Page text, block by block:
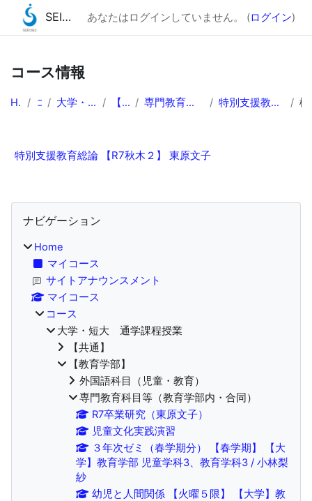
メインコンテンツへスキップする
SEITOKU Moodle☆彡（2025） あなたはログインしていません。 (ログイン)
コース情報
Home コース 大学・短大 通学課程授業 【教育学部】 専門教育科目等（教育学部内・合同） 特別支援教育総論 【R7秋木２】 東原文子
特別支援教育総論 【R7秋木２】 東原文子
ブロック
ナビゲーション
Home
マイコース
サイトアナウンスメント
マイコース
コース
大学・短大 通学課程授業
【共通】
【教育学部】
外国語科目（児童・教育）
専門教育科目等（教育学部内・合同）
R7卒業研究（東原文子）
児童文化実践演習
３年次ゼミ（春学期分） 【春学期】 【大
学】教育学部 児童学科3、教育学科3 / 小林梨
紗
幼児と人間関係 【火曜５限】 【大学】教